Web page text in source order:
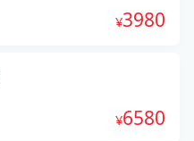
3980
6580